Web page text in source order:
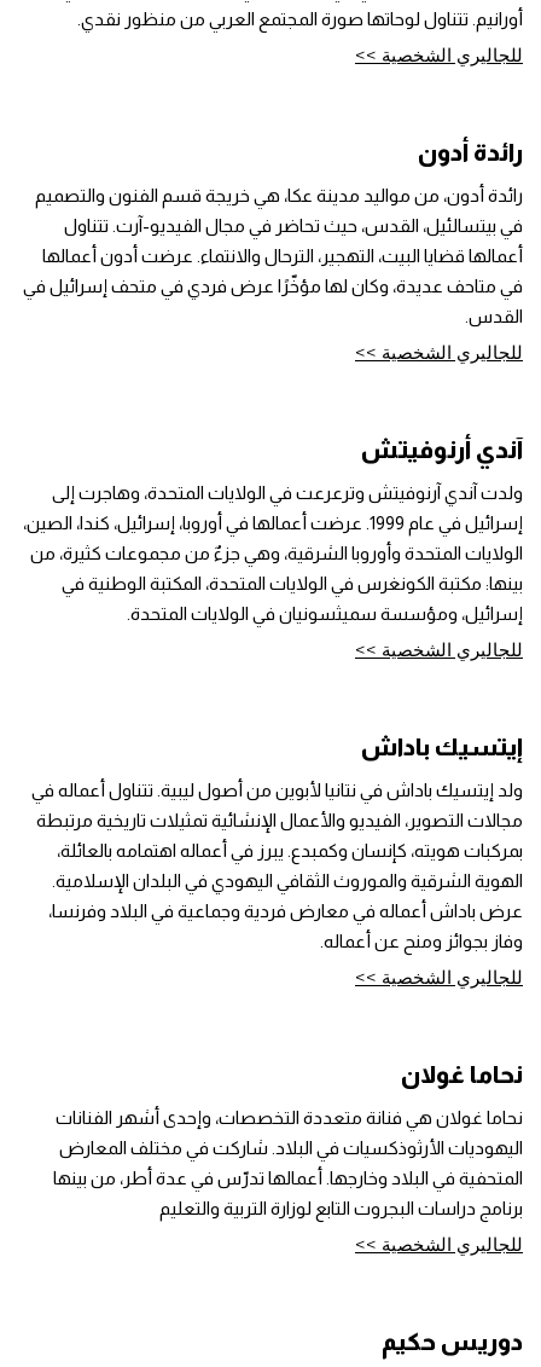
أورانيم. تتناول لوحاتها صورة المجتمع العربي من منظور نقدي.
للجاليري الشخصية >>
رائدة أدون
رائدة أدون، من مواليد مدينة عكا، هي خريجة قسم الفنون والتصميم
في بيتسالئيل، القدس، حيث تحاضر في مجال الفيديو-آرت. تتناول
أعمالها قضايا البيت، التهجير، الترحال والانتماء. عرضت أدون أعمالها
في متاحف عديدة، وكان لها مؤخّرًا عرض فردي في متحف إسرائيل في
القدس.
للجاليري الشخصية >>
آندي أرنوفيتش
ولدت آندي آرنوفيتش وترعرعت في الولايات المتحدة، وهاجرت إلى
إسرائيل في عام 1999. عرضت أعمالها في أوروبا، إسرائيل، كندا، الصين،
الولايات المتحدة وأوروبا الشرقية، وهي جزءٌ من مجموعات كثيرة، من
بينها: مكتبة الكونغرس في الولايات المتحدة، المكتبة الوطنية في
إسرائيل، ومؤسسة سميثسونيان في الولايات المتحدة.
للجاليري الشخصية >>
إيتسيك باداش
ولد إيتسيك باداش في نتانيا لأبوين من أصول ليبية. تتناول أعماله في
مجالات التصوير، الفيديو والأعمال الإنشائية تمثيلات تاريخية مرتبطة
بمركبات هويته، كإنسان وكمبدع. يبرز في أعماله اهتمامه بالعائلة،
الهوية الشرقية والموروث الثقافي اليهودي في البلدان الإسلامية.
عرض باداش أعماله في معارض فردية وجماعية في البلاد وفرنسا،
وفاز بجوائز ومنح عن أعماله.
للجاليري الشخصية >>
نحاما غولان
نحاما غولان هي فنانة متعددة التخصصات، وإحدى أشهر الفنانات
اليهوديات الأرثوذكسيات في البلاد. شاركت في مختلف المعارض
المتحفية في البلاد وخارجها. أعمالها تدرّس في عدة أطر، من بينها
برنامج دراسات البجروت التابع لوزارة التربية والتعليم
للجاليري الشخصية >>
دوريس حكيم